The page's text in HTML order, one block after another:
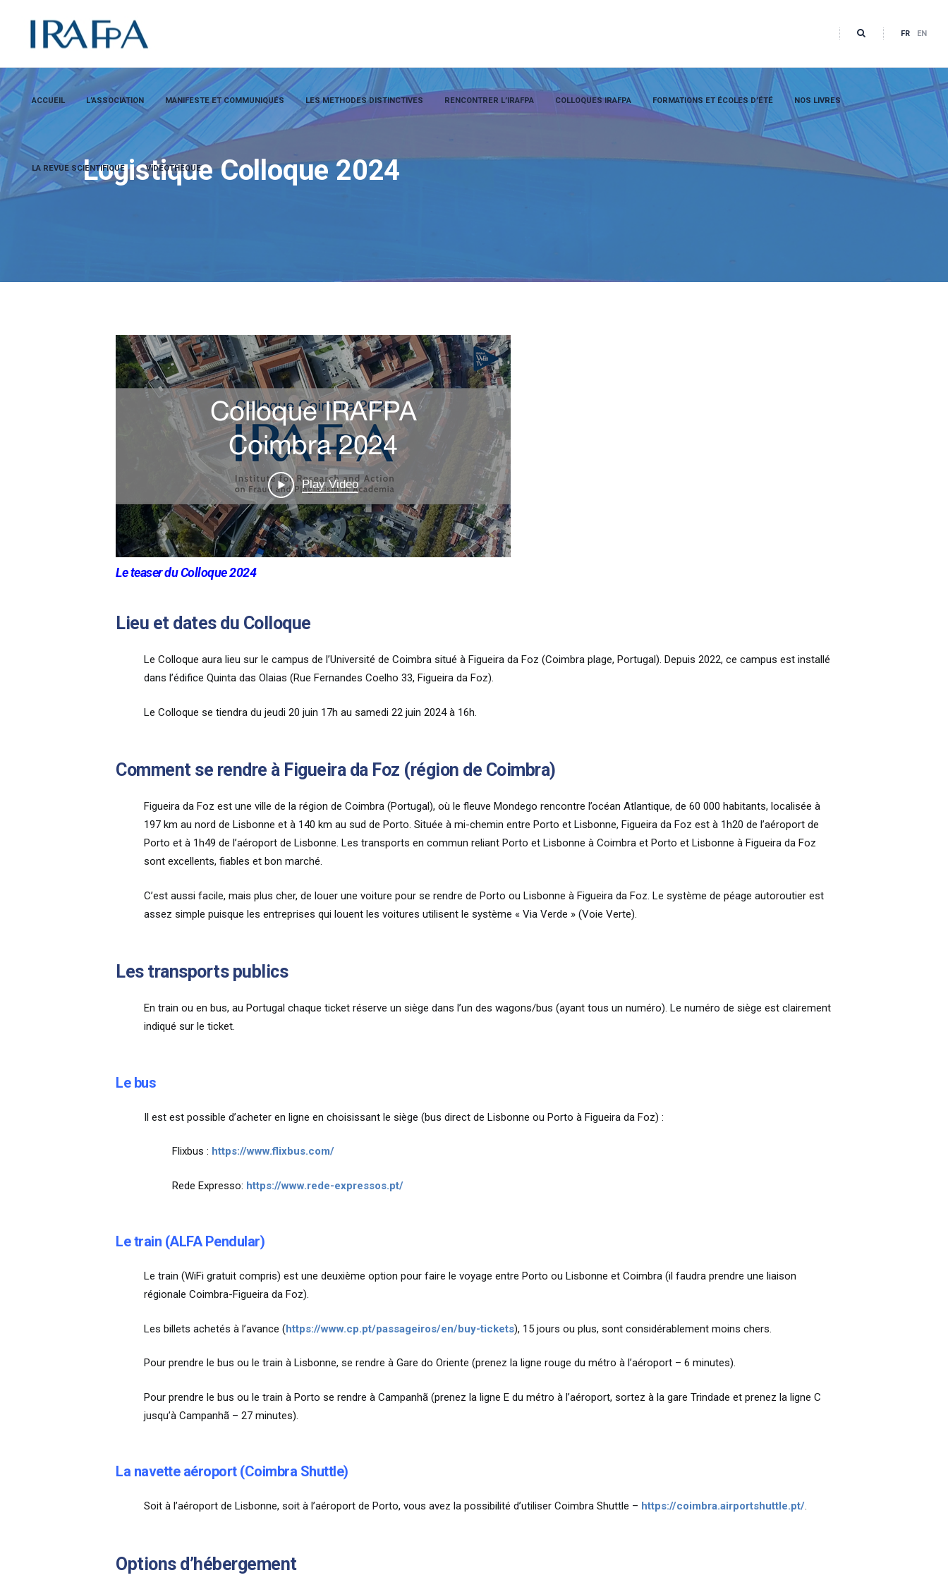
FR EN
ACCUEIL L’ASSOCIATION MANIFESTE ET COMMUNIQUÉS LES METHODES DISTINCTIVES RENCONTRER L’IRAFPA COLLOQUES IRAFPA FORMATIONS ET ÉCOLES D’ÉTÉ NOS LIVRES
LA REVUE SCIENTIFIQUE VIDÉOTHÈQUE
Logistique Colloque 2024
Le teaser du Colloque 2024
Lieu et dates du Colloque
Le Colloque aura lieu sur le campus de l’Université de Coimbra situé à Figueira da Foz (Coimbra plage, Portugal). Depuis 2022, ce campus est installé
dans l’édifice Quinta das Olaias (Rue Fernandes Coelho 33, Figueira da Foz).
Le Colloque se tiendra du jeudi 20 juin 17h au samedi 22 juin 2024 à 16h.
Comment se rendre à Figueira da Foz (région de Coimbra)
Figueira da Foz est une ville de la région de Coimbra (Portugal), où le fleuve Mondego rencontre l’océan Atlantique, de 60 000 habitants, localisée à
197 km au nord de Lisbonne et à 140 km au sud de Porto. Située à mi-chemin entre Porto et Lisbonne, Figueira da Foz est à 1h20 de l’aéroport de
Porto et à 1h49 de l’aéroport de Lisbonne. Les transports en commun reliant Porto et Lisbonne à Coimbra et Porto et Lisbonne à Figueira da Foz
sont excellents, fiables et bon marché.
C’est aussi facile, mais plus cher, de louer une voiture pour se rendre de Porto ou Lisbonne à Figueira da Foz. Le système de péage autoroutier est
assez simple puisque les entreprises qui louent les voitures utilisent le système « Via Verde » (Voie Verte).
Les transports publics
En train ou en bus, au Portugal chaque ticket réserve un siège dans l’un des wagons/bus (ayant tous un numéro). Le numéro de siège est clairement
indiqué sur le ticket.
Le bus
Il est est possible d’acheter en ligne en choisissant le siège (bus direct de Lisbonne ou Porto à Figueira da Foz) :
Flixbus : https://www.flixbus.com/
Rede Expresso: https://www.rede-expressos.pt/
Le train (ALFA Pendular)
Le train (WiFi gratuit compris) est une deuxième option pour faire le voyage entre Porto ou Lisbonne et Coimbra (il faudra prendre une liaison
régionale Coimbra-Figueira da Foz).
Les billets achetés à l’avance (https://www.cp.pt/passageiros/en/buy-tickets), 15 jours ou plus, sont considérablement moins chers.
Pour prendre le bus ou le train à Lisbonne, se rendre à Gare do Oriente (prenez la ligne rouge du métro à l’aéroport – 6 minutes).
Pour prendre le bus ou le train à Porto se rendre à Campanhã (prenez la ligne E du métro à l’aéroport, sortez à la gare Trindade et prenez la ligne C
jusqu’à Campanhã – 27 minutes).
La navette aéroport (Coimbra Shuttle)
Soit à l’aéroport de Lisbonne, soit à l’aéroport de Porto, vous avez la possibilité d’utiliser Coimbra Shuttle – https://coimbra.airportshuttle.pt/.
Options d’hébergement